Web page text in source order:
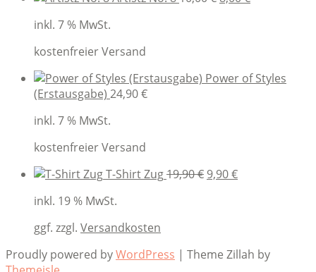
inkl. 7 % MwSt.
kostenfreier Versand
Power of Styles
(Erstausgabe) 24,90€
inkl. 7 % MwSt.
kostenfreier Versand
T-Shirt Zug19,90€ Original
9,90€Current
inkl. 19 % MwSt.
ggf. zzgl. Versandkosten
Proudly powered byWordPress | Theme Zillah by